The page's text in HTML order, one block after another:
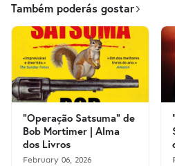
Também poderás gostar
"Operação Satsuma" de
Bob Mortimer | Alma
dos Livros
February 06, 2026